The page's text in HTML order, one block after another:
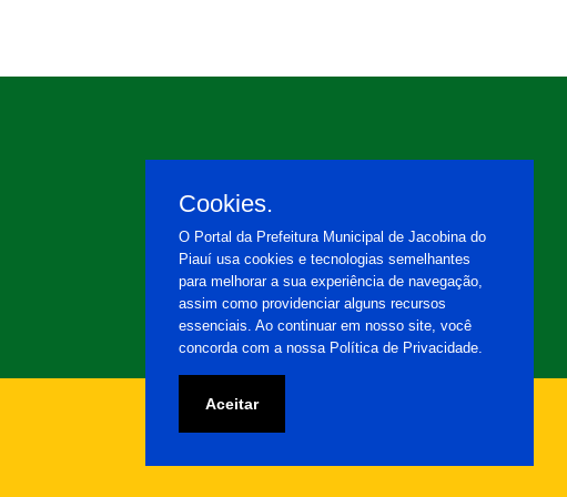
Cookies.
O Portal da Prefeitura Municipal de Jacobina do
Piauí usa cookies e tecnologias semelhantes
para melhorar a sua experiência de navegação,
assim como providenciar alguns recursos
essenciais. Ao continuar em nosso site, você
concorda com a nossa Política de Privacidade.
Aceitar